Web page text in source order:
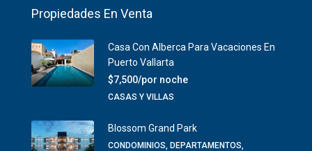
Propiedades En Venta
Casa Con Alberca Para Vacaciones En
Puerto Vallarta
$7,500/por noche
CASAS Y VILLAS
Blossom Grand Park
CONDOMINIOS, DEPARTAMENTOS,